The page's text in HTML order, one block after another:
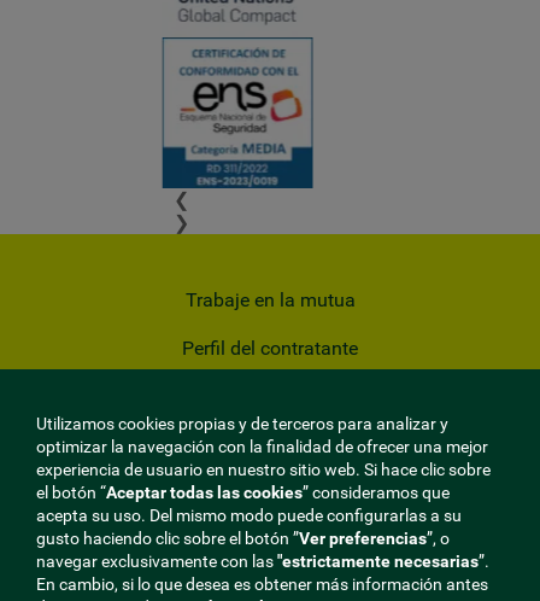
❮
❯
Trabaje en la mutua
Perfil del contratante
Cookies
Aviso Legal
Mapa del sitio
Sala de Prensa
Utilizamos cookies propias y de terceros para analizar y
optimizar la navegación con la finalidad de ofrecer una mejor
experiencia de usuario en nuestro sitio web. Si hace clic sobre
el botón “Aceptar todas las cookies” consideramos que
acepta su uso. Del mismo modo puede configurarlas a su
gusto haciendo clic sobre el botón ”Ver preferencias”, o
navegar exclusivamente con las"estrictamentenecesarias”.
En cambio, si lo que desea es obtener más información antes